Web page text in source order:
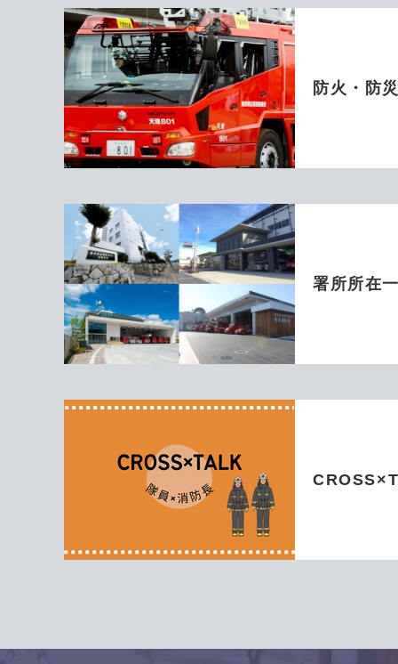
防火・防
署所所在